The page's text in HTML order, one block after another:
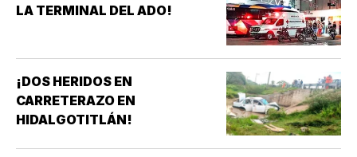
LA TERMINAL DEL ADO!
¡DOS HERIDOS EN
CARRETERAZO EN
HIDALGOTITLÁN!